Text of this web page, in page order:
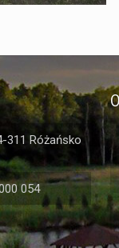
311 Różańsko
054